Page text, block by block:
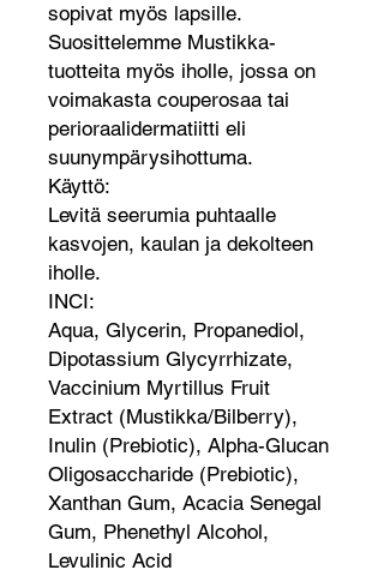
sopivat myös lapsille.
Suosittelemme Mustikka-
tuotteita myös iholle, jossa on
voimakasta couperosaa tai
perioraalidermatiitti eli
suunympärysihottuma.
Käyttö:
Levitä seerumia puhtaalle
kasvojen, kaulan ja dekolteen
iholle.
INCI:
Aqua, Glycerin, Propanediol,
Dipotassium Glycyrrhizate,
Vaccinium Myrtillus Fruit
Extract (Mustikka/Bilberry),
Inulin (Prebiotic), Alpha-Glucan
Oligosaccharide (Prebiotic),
Xanthan Gum, Acacia Senegal
Gum, Phenethyl Alcohol,
Levulinic Acid